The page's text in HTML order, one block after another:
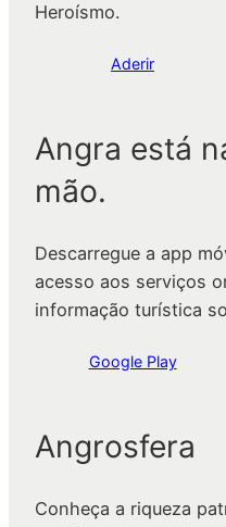
Heroísmo.
Aderir
Angra está
mão.
Descarregue a app
acesso aos serviços
informação turística
Google Play
Angrosfera
Conheça a riqueza